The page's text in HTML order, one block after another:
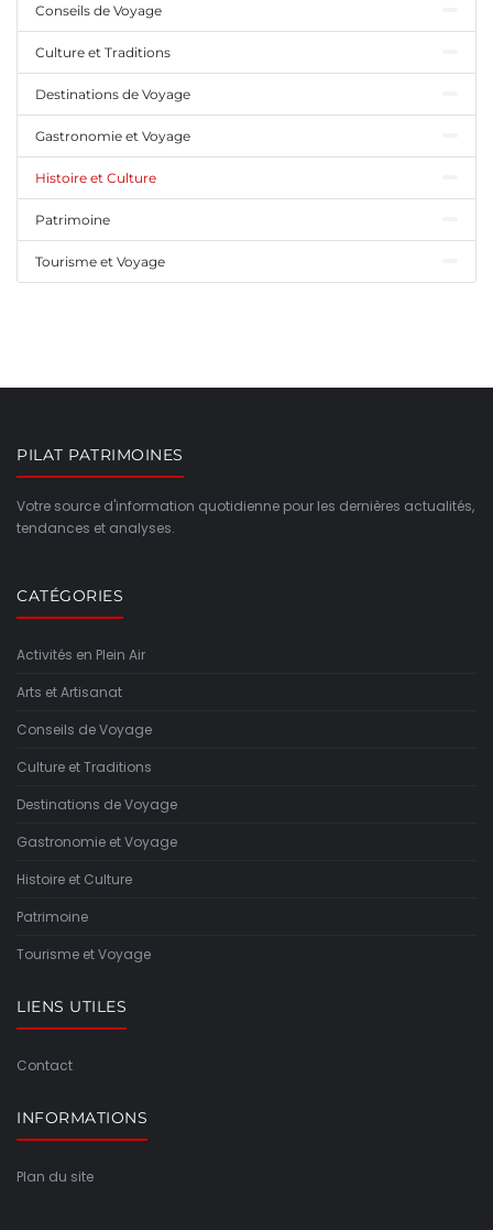
Conseils de Voyage
Culture et Traditions
Destinations de Voyage
Gastronomie et Voyage
Histoire et Culture
Patrimoine
Tourisme et Voyage
PILAT PATRIMOINES
Votre source d'information quotidienne pour les dernières actualités,
tendances et analyses.
CATÉGORIES
Activités en Plein Air
Arts et Artisanat
Conseils de Voyage
Culture et Traditions
Destinations de Voyage
Gastronomie et Voyage
Histoire et Culture
Patrimoine
Tourisme et Voyage
LIENS UTILES
Contact
INFORMATIONS
Plan du site